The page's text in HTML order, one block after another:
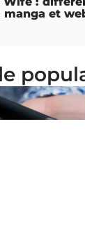
manga et